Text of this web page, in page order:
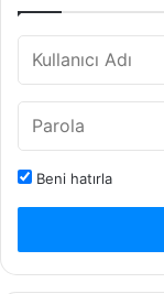
Beni hatırla